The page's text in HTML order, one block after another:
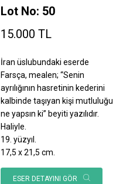
Lot No: 50
15.000 TL
İran üslubundaki eserde
Farsça, mealen; “Senin
ayrılığının hasretinin kederini
kalbinde taşıyan kişi mutluluğu
ne yapsın ki” beyiti yazılıdır.
Haliyle.
19. yüzyıl.
17,5 x 21,5 cm.
ESER DETAYINI GÖR